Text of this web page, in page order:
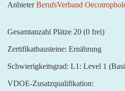
AnbieterBerufsVerband
Gesamtanzahl Plätze 20 (0 frei)
Zertifikatbausteine: Ernährung
Schwierigkeitsgrad: L1: Level 1
VDOE-Zusatzqualifikation: